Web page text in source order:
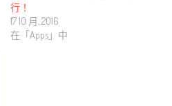
行！
17 10 月, 2016
在「Apps」中